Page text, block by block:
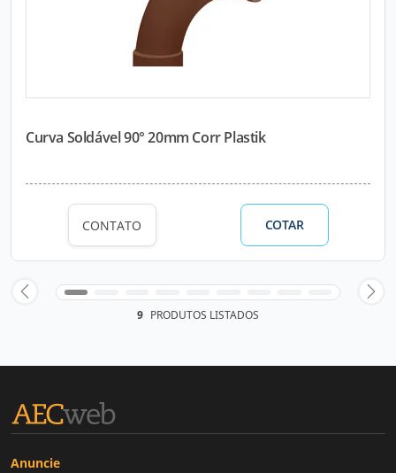
Curva Soldável 90° 20mm Corr Plastik
CONTATO COTAR
9 PRODUTOS LISTADOS
Anuncie